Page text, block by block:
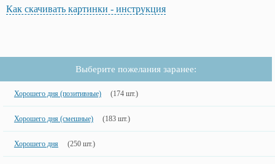
Как скачивать картинки - инструкция
Выберите пожелания заранее:
Хорошего дня (позитивные) (174 шт.)
Хорошего дня (смешные) (183 шт.)
Хорошего дня (250 шт.)